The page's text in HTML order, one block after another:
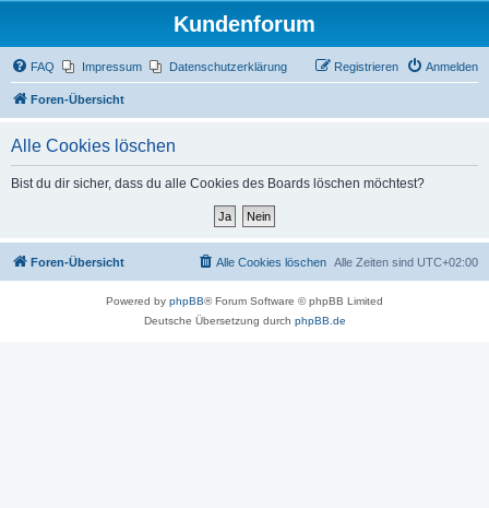
Kundenforum
FAQ Impressum Datenschutzerklärung Anmelden
Registrieren
Foren-Übersicht
Alle Cookies löschen
Bist du dir sicher, dass du alle Cookies des Boards löschen möchtest?
Foren-Übersicht Alle Zeiten sind UTC+02:00
Alle Cookies löschen
Powered by phpBB® Forum Software © phpBB Limited
Deutsche Übersetzung durch phpBB.de